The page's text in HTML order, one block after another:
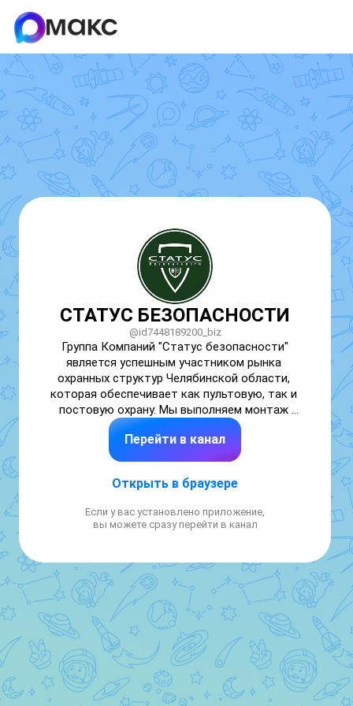
СТАТУС БЕЗОПАСНОСТИ
@id7448189200_biz
Группа Компаний "Статус безопасности"
является успешным участником рынка
охранных структур Челябинской области,
которая обеспечивает как пультовую, так и
постовую охрану. Мы выполняем монтаж
всех видов сигнализации,
видеонаблюдения, контроля доступа и
проектирование объектов любой
Перейти в канал
Открыть в браузере
Если у вас установлено приложение,
вы можете сразу перейти в канал